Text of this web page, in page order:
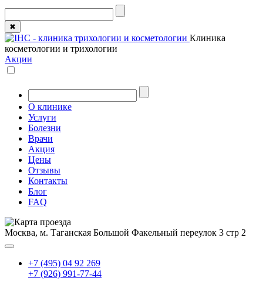
✖
Клиника
косметологии и трихологии
Акции
О клинике
Услуги
Болезни
Врачи
Акция
Цены
Отзывы
Контакты
Блог
FAQ
Москва, м. Таганская Большой Факельный переулок 3 стр 2
+7 (495) 04 92 269
+7 (926) 991-77-44